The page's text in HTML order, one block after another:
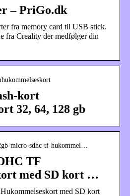
– PriGo.dk
fra memory card til USB stick.
fra Creality der medfølger din
kort
32, 64, 128 gb
micro-sdhc-tf-hukommel…
TF
med SD kort …
med SD kort